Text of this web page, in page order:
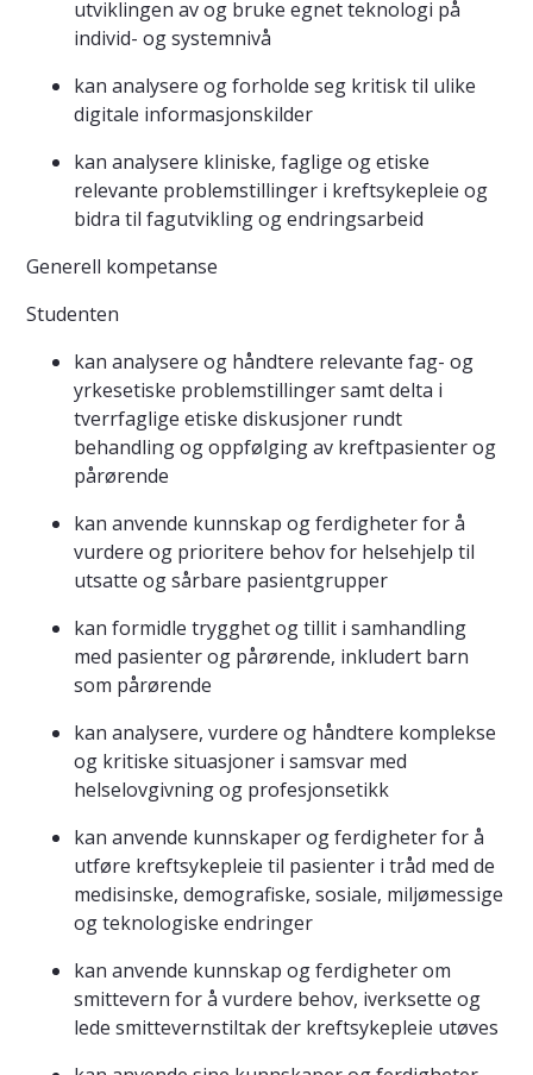
utviklingen av og bruke egnet teknologi på
individ- og systemnivå
kan analysere og forholde seg kritisk til ulike
digitale informasjonskilder
kan analysere kliniske, faglige og etiske
relevante problemstillinger i kreftsykepleie og
bidra til fagutvikling og endringsarbeid
Generell kompetanse
Studenten
kan analysere og håndtere relevante fag- og
yrkesetiske problemstillinger samt delta i
tverrfaglige etiske diskusjoner rundt
behandling og oppfølging av kreftpasienter og
pårørende
kan anvende kunnskap og ferdigheter for å
vurdere og prioritere behov for helsehjelp til
utsatte og sårbare pasientgrupper
kan formidle trygghet og tillit i samhandling
med pasienter og pårørende, inkludert barn
som pårørende
kan analysere, vurdere og håndtere komplekse
og kritiske situasjoner i samsvar med
helselovgivning og profesjonsetikk
kan anvende kunnskaper og ferdigheter for å
utføre kreftsykepleie til pasienter i tråd med de
medisinske, demografiske, sosiale, miljømessige
og teknologiske endringer
kan anvende kunnskap og ferdigheter om
smittevern for å vurdere behov, iverksette og
lede smittevernstiltak der kreftsykepleie utøves